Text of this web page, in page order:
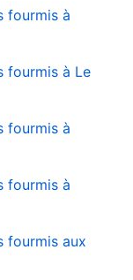
fourmis à
fourmis à Le
fourmis à
fourmis à
fourmis aux